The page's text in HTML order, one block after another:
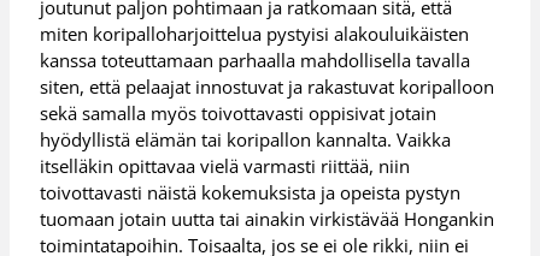
joutunut paljon pohtimaan ja ratkomaan sitä, että
miten koripalloharjoittelua pystyisi alakouluikäisten
kanssa toteuttamaan parhaalla mahdollisella tavalla
siten, että pelaajat innostuvat ja rakastuvat koripalloon
sekä samalla myös toivottavasti oppisivat jotain
hyödyllistä elämän tai koripallon kannalta. Vaikka
itselläkin opittavaa vielä varmasti riittää, niin
toivottavasti näistä kokemuksista ja opeista pystyn
tuomaan jotain uutta tai ainakin virkistävää Hongankin
toimintatapoihin. Toisaalta, jos se ei ole rikki, niin ei